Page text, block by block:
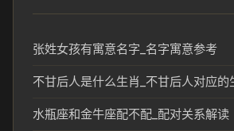
张姓女孩有寓意名字_名字寓意参考
不甘后人是什么生肖_不甘后人对应
水瓶座和金牛座配不配_配对关系解读